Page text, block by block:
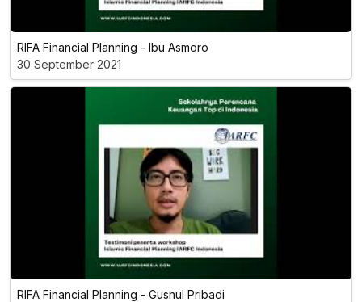
RIFA Financial Planning - Ibu Asmoro
30 September 2021
RIFA Financial Planning - Gusnul Pribadi